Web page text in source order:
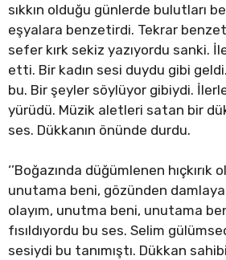
sıkkın olduğu günlerde bulutları
eşyalara benzetirdi. Tekrar
sefer kırk sekiz yazıyordu sanki.
etti. Bir kadın sesi duydu gibi
bu. Bir şeyler söylüyor gibiydi.
yürüdü. Müzik aletleri satan bir
ses. Dükkanın önünde durdu.
‘’Boğazında düğümlenen hıçkırık
unutama beni, gözünden
olayım, unutma beni, unutama
fısıldıyordu bu ses. Selim
sesiydi bu tanımıştı. Dükkan sahibi